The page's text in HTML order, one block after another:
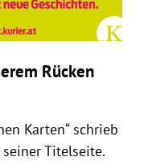
Rücken
Karten“ schrieb
Titelseite.